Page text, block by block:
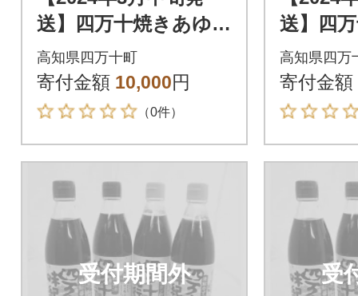
送】四万十焼きあゆだ
し醤油・ゆずポン酢4
本 Ess-05
高知県四万十町
寄付金額 10,000円
（0件）
送】四
し醤油
本 Ess-
高知県四万
寄付金額
受付期間外 受